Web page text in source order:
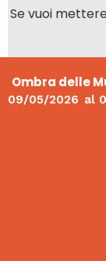
Se vuoi
Ombra delle
09/05/2026 al